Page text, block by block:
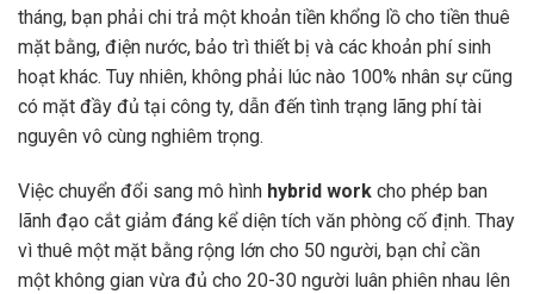
tháng, bạn phải chi trả một khoản tiền khổng lồ cho tiền thuê
mặt bằng, điện nước, bảo trì thiết bị và các khoản phí sinh
hoạt khác. Tuy nhiên, không phải lúc nào 100% nhân sự cũng
có mặt đầy đủ tại công ty, dẫn đến tình trạng lãng phí tài
nguyên vô cùng nghiêm trọng.
Việc chuyển đổi sang mô hình hybrid work cho phép ban
lãnh đạo cắt giảm đáng kể diện tích văn phòng cố định. Thay
vì thuê một mặt bằng rộng lớn cho 50 người, bạn chỉ cần
một không gian vừa đủ cho 20-30 người luân phiên nhau lên